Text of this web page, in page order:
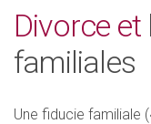
Divorce et
familiales
Une fiducie familiale